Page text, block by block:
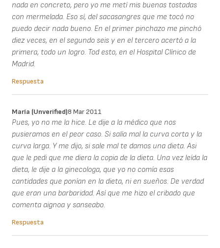
nada en concreto, pero yo me metí mis buenas tostadas
con mermelada. Eso sí, del sacasangres que me tocó no
puedo decir nada bueno. En el primer pinchazo me pinchó
diez veces, en el segundo seis y en el tercero acertó a la
primera, todo un logro. Tod esto, en el Hospital Clínico de
Madrid.
Respuesta
María (unverified)8 Mar 2011
Pues, yo no me la hice. Le dije a la médico que nos
pusieramos en el peor caso. Si salía mal la curva corta y la
curva larga. Y me dijo, si sale mal te damos una dieta. Asi
que le pedi que me diera la copia de la dieta. Una vez leída la
dieta, le dije a la ginecologa, que yo no comía esas
cantidades que ponían en la dieta, ni en sueños. De verdad
que eran una barbaridad. Así que me hizo el cribado que
comenta aignoa y sanseabo.
Respuesta